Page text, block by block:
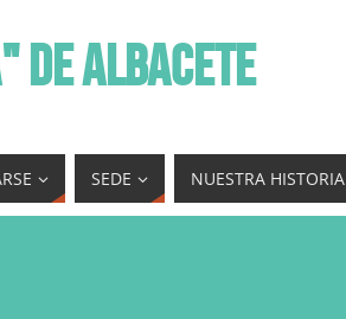
DE ALBACETE
SEDE NUESTRA HISTORIA